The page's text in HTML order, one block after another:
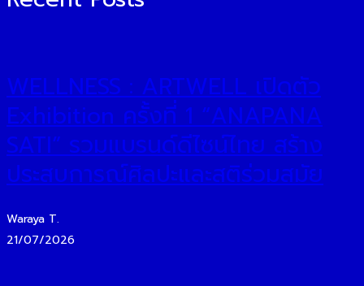
WELLNESS : ARTWELL เปิดตัว
Exhibition ครั้งที่ 1 “ANAPANA
SATI” รวมแบรนด์ดีไซน์ไทย สร้าง
ประสบการณ์ศิลปะและสติร่วมสมัย
Waraya T.
21/07/2026